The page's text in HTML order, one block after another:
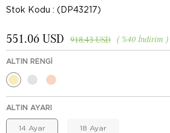
Stok Kodu (DP43217)
%40 İndirim
918.43 USD
551.06 USD
ALTIN RENGI
ALTIN AYARI
14 Ayar 18 Ayar